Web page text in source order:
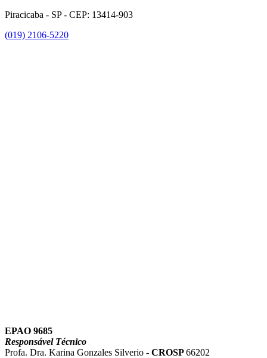
Piracicaba - SP - CEP: 13414-903
(019) 2106-5220
EPAO 9685
Responsável Técnico
Profa. Dra. Karina Gonzales Silverio - CROSP66202